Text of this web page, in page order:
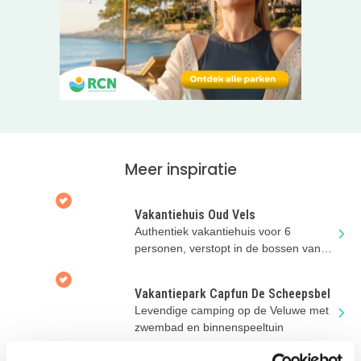
geen moment zullen vervelen.
Leuke uitjes in de omgeving van het vakantiepark
Op slechts 800 meter van het bungalowpark vind je een
prachtig bosbad en op slechts 1,5 km. ligt dierenpark
Amersfoort. Bij minder goed weer is Superfun -een
Eekhoornnest om je verblijf op dit kindvriendelijke
vakantiepark te boeken!
Meer inspiratie
Vakantiehuis Oud Vels
Authentiek vakantiehuis voor 6
personen, verstopt in de bossen van
Vakantiepark Capfun De Scheepsbel
Levendige camping op de Veluwe met
zwembad en binnenspeeltuin